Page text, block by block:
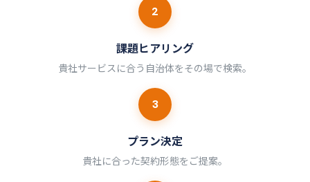
2
課題ヒアリング
貴社サービスに合う自治体をその場で検索。
3
プラン決定
貴社に合った契約形態をご提案。